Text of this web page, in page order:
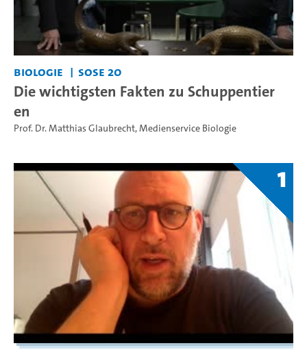
Biologie SoSe 20
Die wichtigsten Fakten zu Schuppentier
en
Prof. Dr. Matthias Glaubrecht,Medienservice Biologie
1